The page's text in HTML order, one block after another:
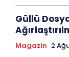
Güllü
Magazin 2